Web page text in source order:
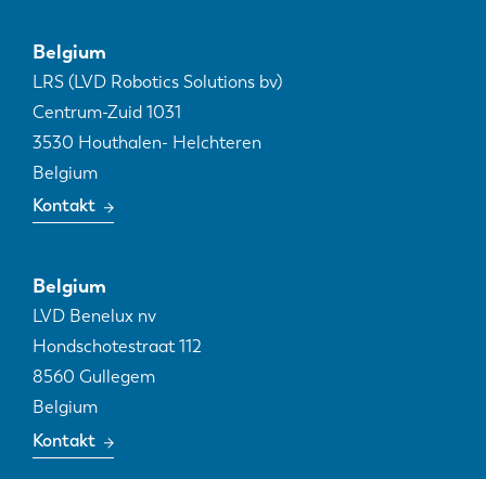
Belgium
LRS (LVD Robotics Solutions bv)
Centrum-Zuid 1031
3530 Houthalen- Helchteren
Belgium
Kontakt
Belgium
LVD Benelux nv
Hondschotestraat 112
8560 Gullegem
Belgium
Kontakt